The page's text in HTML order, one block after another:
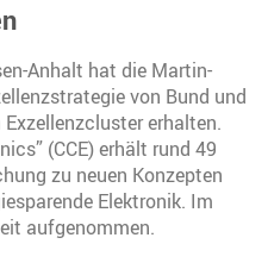
Anhalt hat die Martin-
von Bund und
erhalten.
(CCE) erhält rund 49
zu neuen Konzepten
Elektronik. Im
aufgenommen.